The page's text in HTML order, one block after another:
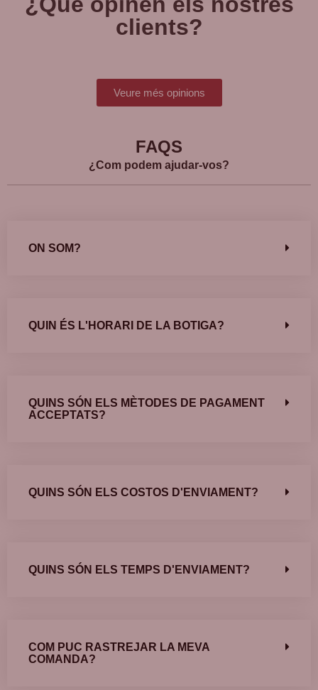
clients?
Veure més opinions
FAQS
¿Com podem ajudar-vos?
ON SOM?
QUIN ÉS L'HORARI DE LA BOTIGA?
QUINS SÓN ELS MÈTODES DE PAGAMENT
ACCEPTATS?
QUINS SÓN ELS COSTOS D'ENVIAMENT?
QUINS SÓN ELS TEMPS D'ENVIAMENT?
COM PUC RASTREJAR LA MEVA
COMANDA?